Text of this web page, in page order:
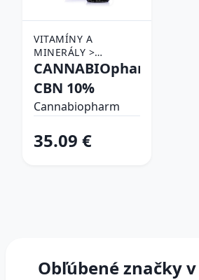
VITAMÍNY A
MINERÁLY >
DOPLNKY VÝŽIVY >
CANNABIOpharm
CBN 10%
Cannabiopharm
35.09 €
Obľúbené značky